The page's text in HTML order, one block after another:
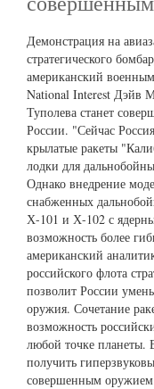
Демонстрация на
стратегического
американский
National Interest Дэйв
Туполева станет
России. "Сейчас
крылатые ракеты
лодки для
Однако внедрение
снабженных
Х-101 и Х-102 с
возможность более
американский
российского флота
позволит России
оружия. Сочетание
возможность
любой точке планеты.
получить
совершенным